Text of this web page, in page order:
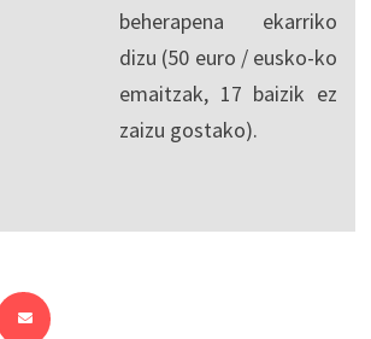
beherapena ekarriko
dizu (50 euro / eusko-ko
emaitzak, 17 baizik ez
zaizu gostako).